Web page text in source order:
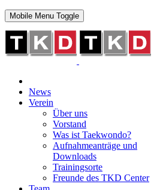
Mobile Menu Toggle
News
Verein
Über uns
Vorstand
Was ist Taekwondo?
Aufnahmeanträge und
Downloads
Trainingsorte
Freunde des TKD Center